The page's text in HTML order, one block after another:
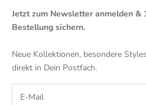
Jetzt zum Newsletter anmelden &
Bestellung sichern.
Neue Kollektionen, besondere
direkt in Dein Postfach.